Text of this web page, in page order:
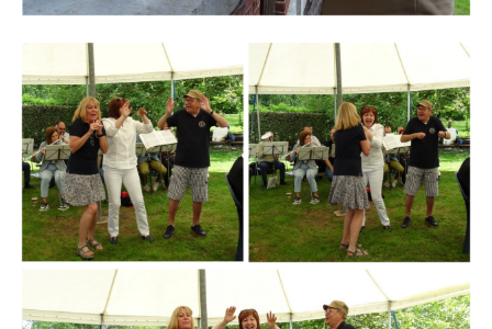
Branding
ARMCHAIR